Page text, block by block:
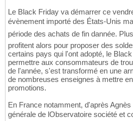
Le Black Friday va démarrer ce
évènement importé des États-Unis
période des achats de fin dannée.
profitent alors pour proposer des
certains pays qui l'ont adopté, le
permettre aux consommateurs de
de l'année, s'est transformé en une
de nombreuses enseignes à mettre
promotions.
En France notamment, d'après
générale de lObservatoire société et